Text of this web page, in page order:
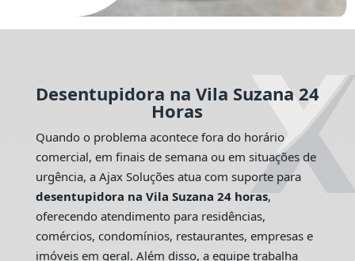
Desentupidora na Vila Suzana 24
Horas
Quando o problema acontece fora do horário
comercial, em finais de semana ou em situações de
urgência, a Ajax Soluções atua com suporte para
desentupidora na Vila Suzana 24 horas,
oferecendo atendimento para residências,
comércios, condomínios, restaurantes, empresas e
imóveis em geral. Além disso, a equipe trabalha